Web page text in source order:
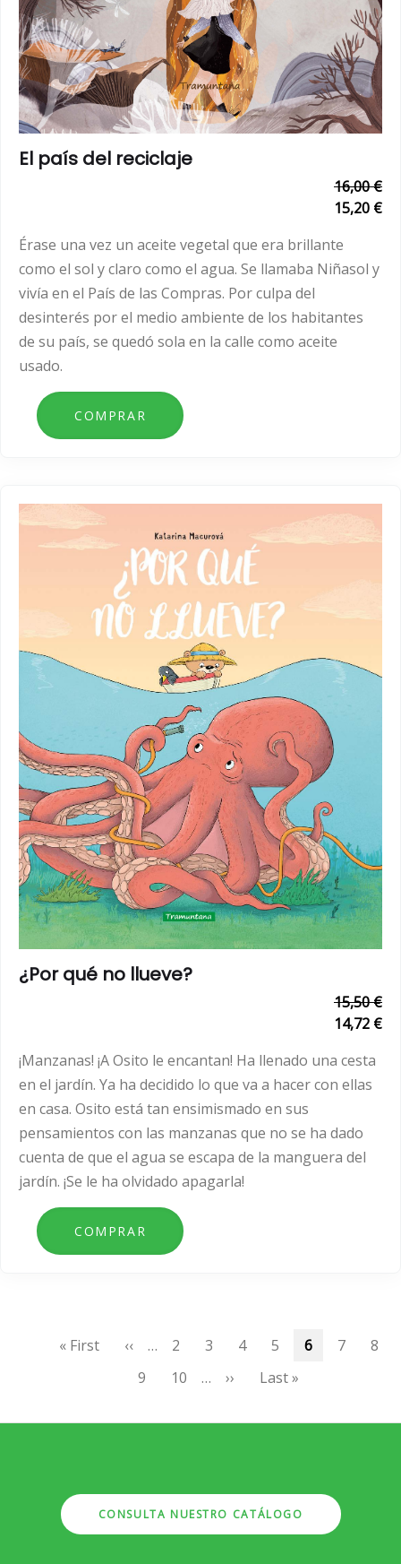
El país del reciclaje
16,00 €
15,20 €
Érase una vez un aceite vegetal que era brillante
como el sol y claro como el agua. Se llamaba Niñasol y
vivía en el País de las Compras. Por culpa del
desinterés por el medio ambiente de los habitantes
de su país, se quedó sola en la calle como aceite
usado.
¿Por qué no llueve?
15,50 €
14,72 €
¡Manzanas! ¡A Osito le encantan! Ha llenado una cesta
en el jardín. Ya ha decidido lo que va a hacer con ellas
en casa. Osito está tan ensimismado en sus
pensamientos con las manzanas que no se ha dado
cuenta de que el agua se escapa de la manguera del
jardín. ¡Se le ha olvidado apagarla!
Primera
« First
Página
‹‹ … Page
2 Page
3 Page
4 Page
5
Página
6 Page
7
8
Page
9 Page
10 …
Siguiente
››
Última
Last »
CONSULTA NUESTRO CATÁLOGO